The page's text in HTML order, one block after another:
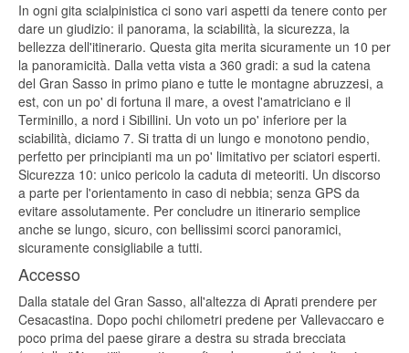
In ogni gita scialpinistica ci sono vari aspetti da tenere conto per
dare un giudizio: il panorama, la sciabilità, la sicurezza, la
bellezza dell'itinerario. Questa gita merita sicuramente un 10 per
la panoramicità. Dalla vetta vista a 360 gradi: a sud la catena
del Gran Sasso in primo piano e tutte le montagne abruzzesi, a
est, con un po' di fortuna il mare, a ovest l'amatriciano e il
Terminillo, a nord i Sibillini. Un voto un po' inferiore per la
sciabilità, diciamo 7. Si tratta di un lungo e monotono pendio,
perfetto per principianti ma un po' limitativo per sciatori esperti.
Sicurezza 10: unico pericolo la caduta di meteoriti. Un discorso
a parte per l'orientamento in caso di nebbia; senza GPS da
evitare assolutamente. Per concludre un itinerario semplice
anche se lungo, sicuro, con bellissimi scorci panoramici,
sicuramente consigliabile a tutti.
Accesso
Dalla statale del Gran Sasso, all'altezza di Aprati prendere per
Cesacastina. Dopo pochi chilometri predene per Vallevaccaro e
poco prima del paese girare a destra su strada brecciata